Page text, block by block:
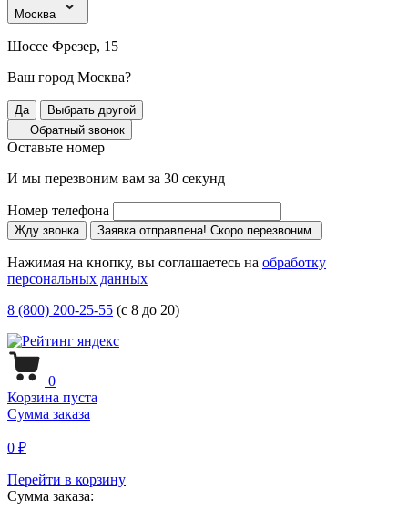
Москва
Шоссе Фрезер, 15
Ваш город Москва?
Да
Выбрать другой
Обратный звонок
Оставьте номер
И мы перезвоним вам за 30 секунд
Номер телефона
Жду звонка Заявка отправлена! Скоро перезвоним.
Нажимая на кнопку, вы соглашаетесь на обработку
персональных данных
8 (800) 200-25-55 (с 8 до 20)
0
Корзина пуста
Сумма заказа
0 ₽
Перейти в корзину
Сумма заказа: